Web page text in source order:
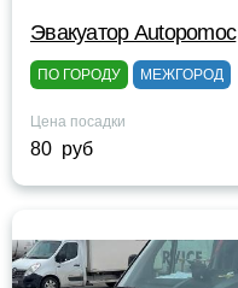
Эвакуатор Autopomoc
ПО ГОРОДУ МЕЖГОРОД
Цена посадки
80 руб